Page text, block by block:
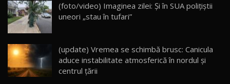
30:08
AutoBlog.MD
23:36
20
Noul ZEEKR 7X / Test Drive AutoBlog.MD
29:08
(foto/video) Imaginea zilei: Și în SUA polițiștii
uneori „stau în tufari”
(update) Vremea se schimbă brusc: Canicula
aduce instabilitate atmosferică în nordul și
centrul țării